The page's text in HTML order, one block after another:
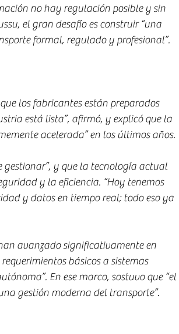
no hay regulación posible y sin
el gran desafío es construir “una
formal, regulado y profesional”.
los fabricantes están preparados
está lista”, afirmó, y explicó que la
acelerada” en los últimos años.
gestionar”, y que la tecnología actual
y la eficiencia. “Hoy tenemos
y datos en tiempo real; todo eso ya
avanzado significativamente en
básicos a sistemas
En ese marco, sostuvo que “el
gestión moderna del transporte”.